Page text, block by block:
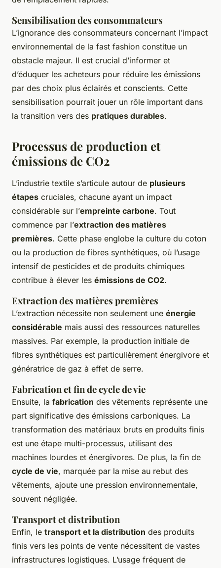
Sensibilisation des consommateurs
L’ignorance des consommateurs concernant l’impact
environnemental de la fast fashion constitue un
obstacle majeur. Il est crucial d’informer et
d’éduquer les acheteurs pour réduire les émissions
par des choix plus éclairés et conscients. Cette
sensibilisation pourrait jouer un rôle important dans
la transition vers des pratiques durables.
Processus de production et
émissions de CO2
L’industrie textile s’articule autour de plusieurs
étapes cruciales, chacune ayant un impact
considérable sur l’empreinte carbone. Tout
commence par l’extraction des matières
premières. Cette phase englobe la culture du coton
ou la production de fibres synthétiques, où l’usage
intensif de pesticides et de produits chimiques
contribue à élever les émissions de CO2.
Extraction des matières premières
L’extraction nécessite non seulement une énergie
considérable mais aussi des ressources naturelles
massives. Par exemple, la production initiale de
fibres synthétiques est particulièrement énergivore et
génératrice de gaz à effet de serre.
Fabrication et fin de cycle de vie
Ensuite, la fabrication des vêtements représente une
part significative des émissions carboniques. La
transformation des matériaux bruts en produits finis
est une étape multi-processus, utilisant des
machines lourdes et énergivores. De plus, la fin de
cycle de vie, marquée par la mise au rebut des
vêtements, ajoute une pression environnementale,
souvent négligée.
Transport et distribution
Enfin, le transport et la distribution des produits
finis vers les points de vente nécessitent de vastes
infrastructures logistiques. L’usage fréquent de